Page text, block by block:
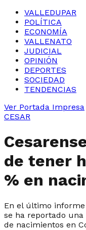
VALLEDUPAR
POLÍTICA
ECONOMÍA
VALLENATO
JUDICIAL
OPINIÓN
DEPORTES
SOCIEDAD
TENDENCIAS
Ver Portada Impresa
CESAR
de tener
% en
En el último
se ha reportado
de nacimientos en